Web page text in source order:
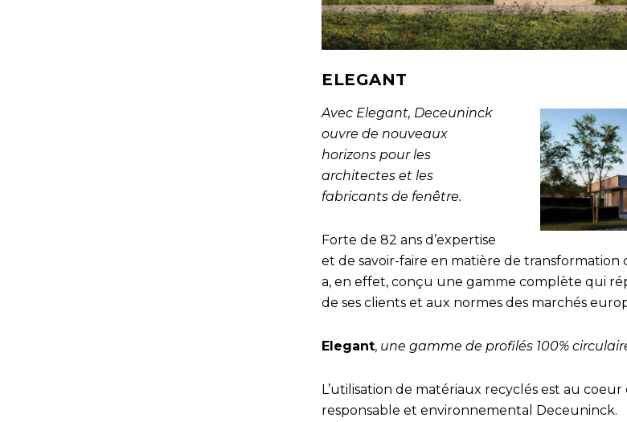
ELEGANT
Avec Elegant, Deceuninck
ouvre de nouveaux
horizons pour les
architectes et les
fabricants de fenêtre.
Forte de 82 ans d’expertise
et de savoir-faire en matière de transformation
a, en effet, conçu une gamme complète qui
de ses clients et aux normes des marchés
Elegant, une gamme de profilés 100%
L’utilisation de matériaux recyclés est au
responsable et environnemental Deceuninck.